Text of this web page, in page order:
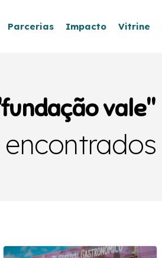
Parcerias Impacto Vitrine
vale"